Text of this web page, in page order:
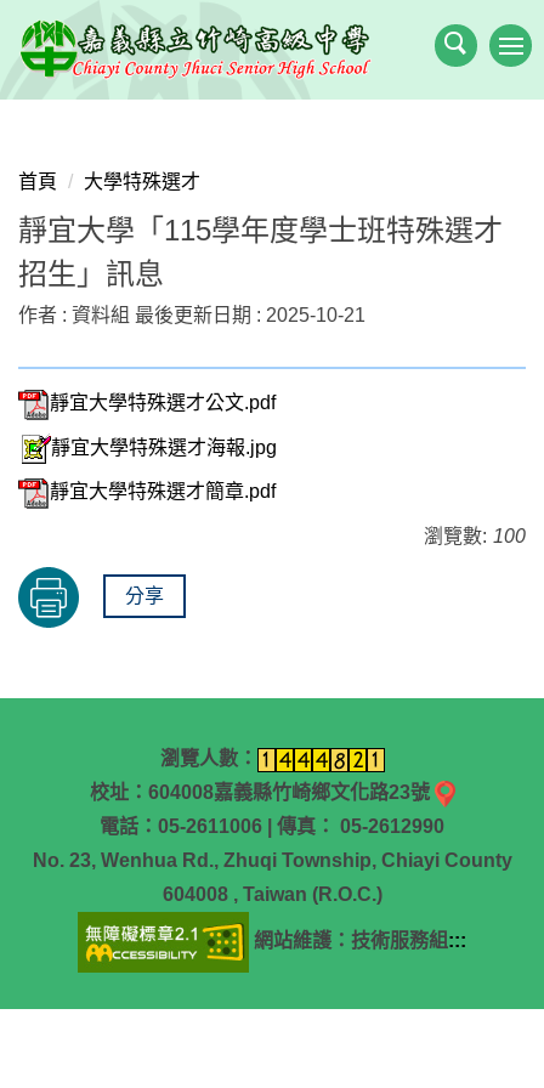
到
主
要
區
首頁 大學特殊選才
靜宜大學「115學年度學士班特殊選才
招生」訊息
作者 : 資料組 最後更新日期 : 2025-10-21
靜宜大學特殊選才公文.pdf
靜宜大學特殊選才海報.jpg
靜宜大學特殊選才簡章.pdf
瀏覽數: 100
分享
瀏覽人數：
校址：604008嘉義縣竹崎鄉文化路23號
電話：05-2611006 | 傳真： 05-2612990
No. 23, Wenhua Rd., Zhuqi Township, Chiayi County
604008 , Taiwan (R.O.C.)
網站維護：技術服務組 :::